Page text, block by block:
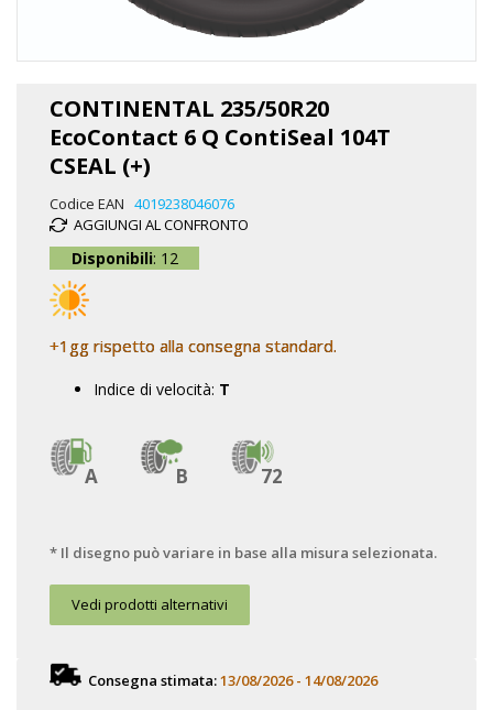
CONTINENTAL 235/50R20
EcoContact 6 Q ContiSeal 104T
CSEAL (+)
Codice EAN 4019238046076
AGGIUNGI AL CONFRONTO
Disponibili: 12
+1gg rispetto alla consegna standard.
Indice di velocità: T
A B 72
* Il disegno può variare in base alla misura selezionata.
Vedi prodotti alternativi
Consegna stimata:13/08/2026 - 14/08/2026
galleria
immagini